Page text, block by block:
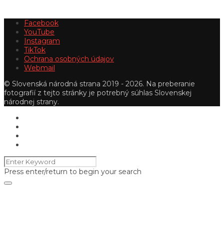
Facebook
YouTube
Instagram
TikTok
Ochrana osobných údajov
Webmail
© Slovenská národná strana 2019 - 2026. Na preberanie
fotografií z tejto stránky je potrebný súhlas Slovenskej
národnej strany.
Press enter/return to begin your search